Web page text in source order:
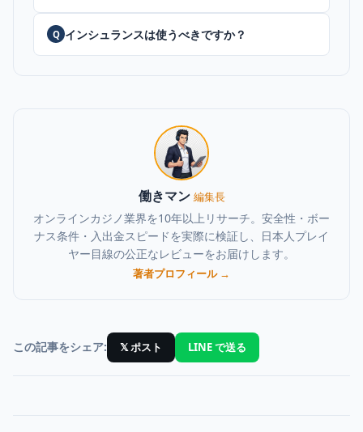
Q インシュランスは使うべきですか？
働きマン 編集長
オンラインカジノ業界を10年以上リサーチ。安全性・ボー
ナス条件・入出金スピードを実際に検証し、日本人プレイ
ヤー目線の公正なレビューをお届けします。
著者プロフィール →
この記事をシェア: 𝕏 ポスト LINE で送る